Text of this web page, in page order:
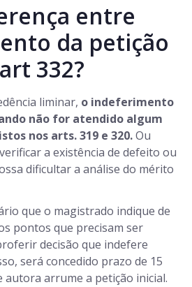
entre
da petição
332?
liminar, o indeferimento
não for atendido algum
nos arts. 319 e 320.Ou
a existência de defeito ou
dificultar a análise do mérito
que o magistrado indique de
pontos que precisam ser
decisão que indefere
será concedido prazo de 15
autora arrume a petição inicial.